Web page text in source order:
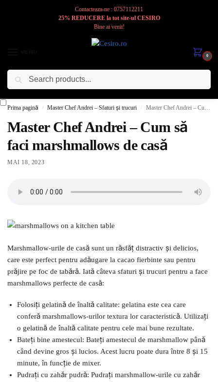
Contacteaza-ne : 0757112211
25% REDUCERE la tot site-ul CESIRO
Bine ai venit!
0
Cesiro
Prima pagină / Master Chef Andrei – Sfaturi și trucuri / Master Chef Andrei – Cum să faci marshmallows de casă
Master Chef Andrei – Cum să
faci marshmallows de casă
MAI 18, 2023
Marshmallow-urile de casă sunt un răsfăț distractiv și delicios,
care este perfect pentru adăugare la cacao fierbinte sau pentru
prăjire pe foc de tabără. Iată câteva sfaturi și trucuri pentru a face
marshmallows perfecte de casă:
Folosiți gelatină de înaltă calitate: gelatina este cea care
conferă marshmallows-urilor textura lor caracteristică. Utilizați
o gelatină de înaltă calitate pentru cele mai bune rezultate.
Bateți bine amestecul: Bateți amestecul de marshmallow până
când devine gros și lucios. Acest lucru poate dura între 8 și 15
minute, în funcție de mixer.
Pudrați cu zahăr pudră: Pudrați marshmallow-urile cu zahăr